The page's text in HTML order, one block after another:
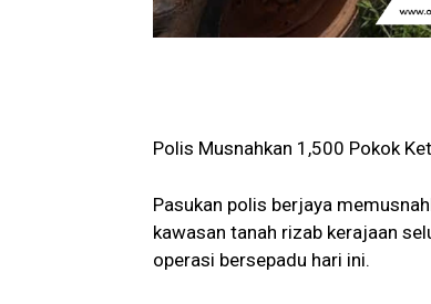
Polis Musnahkan 1,500 Pokok
Pasukan polis berjaya
kawasan tanah rizab kerajaan
operasi bersepadu hari ini.